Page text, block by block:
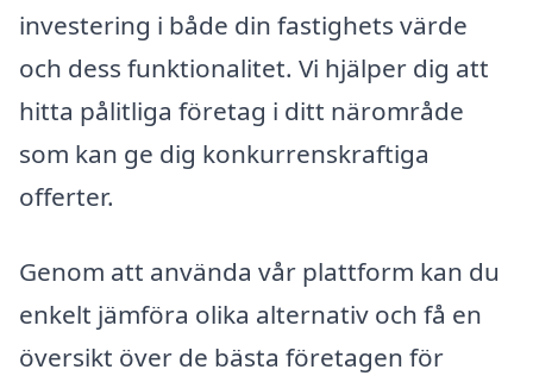
investering i både din fastighets värde
och dess funktionalitet. Vi hjälper dig att
hitta pålitliga företag i ditt närområde
som kan ge dig konkurrenskraftiga
offerter.
Genom att använda vår plattform kan du
enkelt jämföra olika alternativ och få en
översikt över de bästa företagen för